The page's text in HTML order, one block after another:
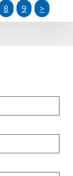
8 9 >